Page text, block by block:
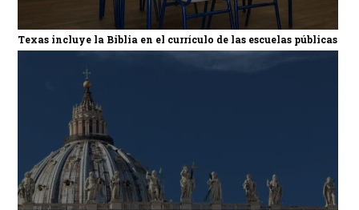
Texas incluye la Biblia en el currículo de las escuelas públicas